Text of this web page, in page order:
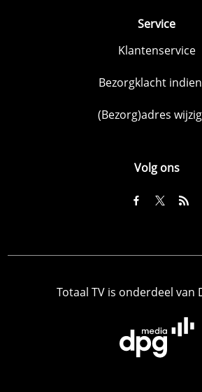
Service
Klantenservice
Bezorgklacht
(Bezorg)adres
Volg ons
Totaal TV is onderdeel van